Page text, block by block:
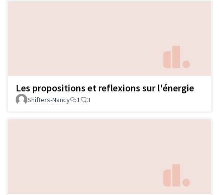
Les propositions et reflexions sur l'énergie
Shifters-Nancy 1 3